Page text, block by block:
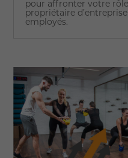
pour affronter votre
propriétaire
employés.